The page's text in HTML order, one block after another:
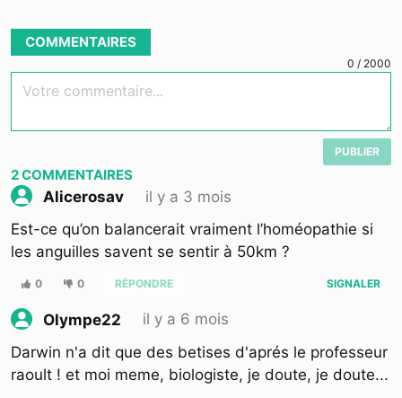
COMMENTAIRES
0 / 2000
Votre commentaire...
PUBLIER
2COMMENTAIRES
Alicerosav
il y a 3 mois
Est-ce qu’on balancerait vraiment l’homéopathie si
les anguilles savent se sentir à 50km ?
0 0 RÉPONDRE SIGNALER
Olympe22
il y a 6 mois
Darwin n'a dit que des betises d'aprés le professeur
raoult ! et moi meme, biologiste, je doute, je doute...